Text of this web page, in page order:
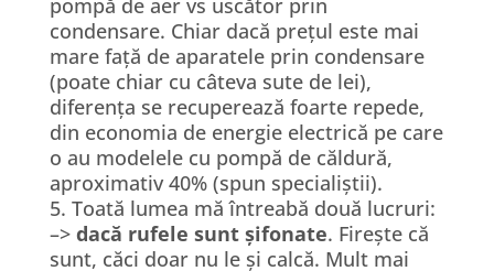
pompă de aer vs uscător prin
condensare. Chiar dacă prețul este mai
mare față de aparatele prin condensare
(poate chiar cu câteva sute de lei),
diferența se recuperează foarte repede,
din economia de energie electrică pe care
o au modelele cu pompă de căldură,
aproximativ 40% (spun specialiștii).
5. Toată lumea mă întreabă două lucruri:
–> dacă rufele sunt șifonate. Firește că
sunt, căci doar nu le și calcă. Mult mai